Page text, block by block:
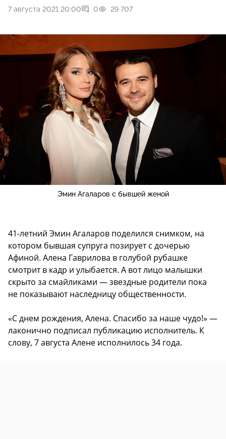
7 августа 2021 20:00 0 29 707
Эмин Агаларов с бывшей женой
41-летний Эмин Агаларов поделился снимком, на
котором бывшая супруга позирует с дочерью
Афиной. Алена Гаврилова в голубой рубашке
смотрит в кадр и улыбается. А вот лицо малышки
скрыто за смайликами — звездные родители пока
не показывают наследницу общественности.
«С днем рождения, Алена. Спасибо за наше чудо!» —
лаконично подписал публикацию исполнитель. К
слову, 7 августа Алене исполнилось 34 года.